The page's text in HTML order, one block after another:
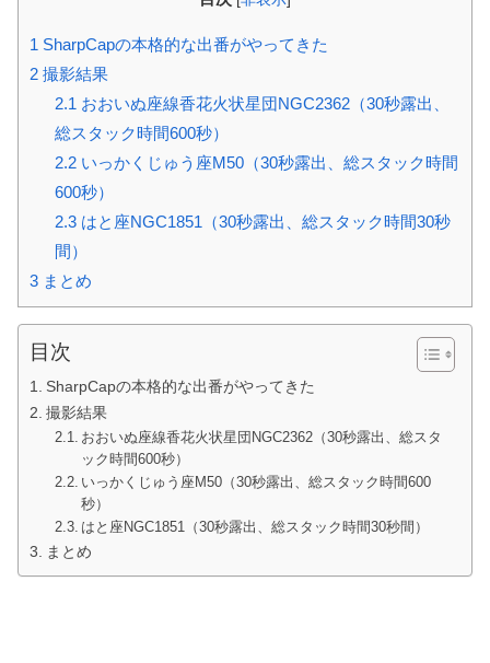
1 SharpCapの本格的な出番がやってきた
2 撮影結果
2.1 おおいぬ座線香花火状星団NGC2362（30秒露出、
総スタック時間600秒）
2.2いっかくじゅう座M50（30秒露出、総スタック時間
600秒）
2.3はと座NGC1851（30秒露出、総スタック時間30秒
間）
3 まとめ
目次
SharpCapの本格的な出番がやってきた
撮影結果
おおいぬ座線香花火状星団NGC2362（30秒露出、総スタ
ック時間600秒）
いっかくじゅう座M50（30秒露出、総スタック時間600
秒）
はと座NGC1851（30秒露出、総スタック時間30秒間）
まとめ